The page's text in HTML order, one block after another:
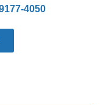
4050